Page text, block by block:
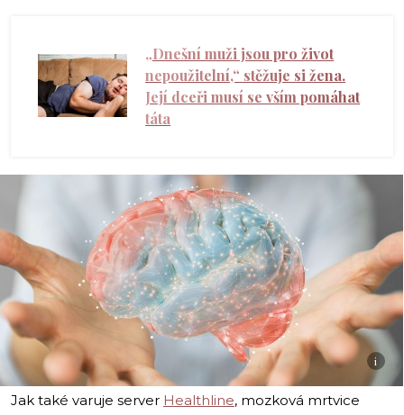
„Dnešní muži jsou pro život
nepoužitelní,“ stěžuje si žena.
Její dceři musí se vším pomáhat
táta
i
Jak také varuje server Healthline, mozková mrtvice